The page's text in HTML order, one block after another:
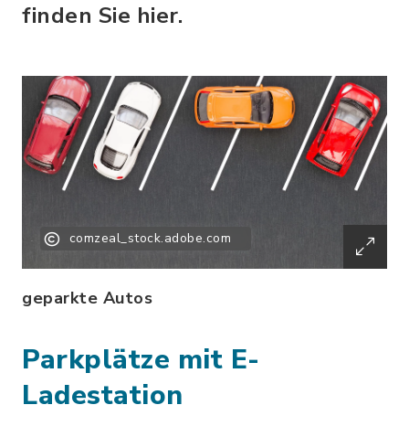
finden Sie hier.
comzeal_stock.adobe.com
geparkte Autos
Parkplätze mit E-
Ladestation